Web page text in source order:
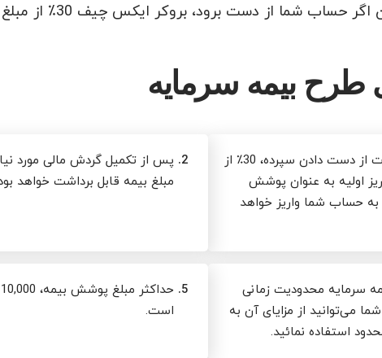
شما از دست برود، بروکر ایکس چیف 30٪ از مبلغ واریز اولیه شما را به حساب شما باز می‌گرداند.
طرح بیمه سرمایه
در صورت از دست دادن سپرده، 30٪ از
اولیه به عنوان پوشش
به حساب شما واریز خواهد
2. پس از تکمیل گردش مالی مورد
مبلغ بیمه قابل برداشت خواهد
سرمایه محدودیت زمانی
شما می‌توانید از مزایای آن به
استفاده نمائید.
5.
است.